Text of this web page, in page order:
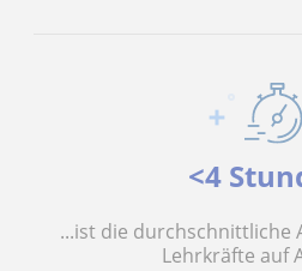
<4
...ist die durchschnittliche
Lehrkräfte auf